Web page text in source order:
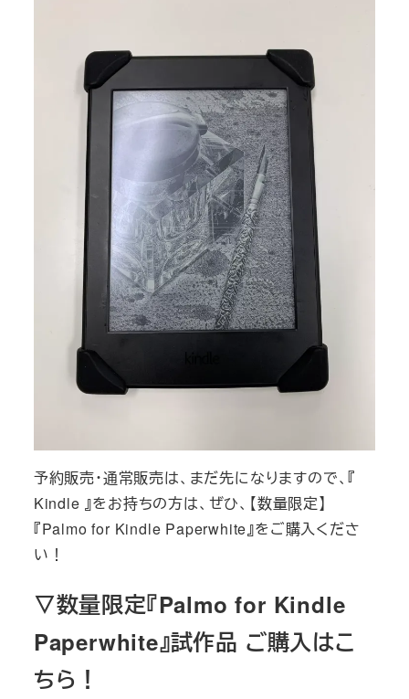
予約販売・通常販売は、まだ先になりますので、『
Kindle 』をお持ちの方は、ぜひ、【数量限定】
『Palmo for Kindle Paperwhite』をご購入くださ
い！
▽数量限定『Palmo for Kindle
Paperwhite』試作品 ご購入はこ
ちら！